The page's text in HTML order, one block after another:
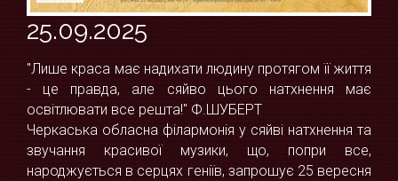
25.09.2025
"Лише краса має надихати людину протягом її життя
- це правда, але сяйво цього натхнення має
освітлювати все решта!" Ф.ШУБЕРТ
Черкаська обласна філармонія у сяйві натхнення та
звучання красивої музики, що, попри все,
народжується в серцях геніїв, запрошує 25 вересня